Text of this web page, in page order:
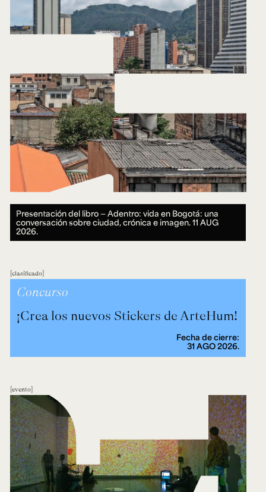
Presentación del libro — Adentro: vida en Bogotá: una
conversación sobre ciudad, crónica e imagen.11 AUG
2026.
clasificado
Concurso
¡Crea los nuevos Stickers de ArteHum!
Fecha de cierre:
31 AGO 2026.
evento